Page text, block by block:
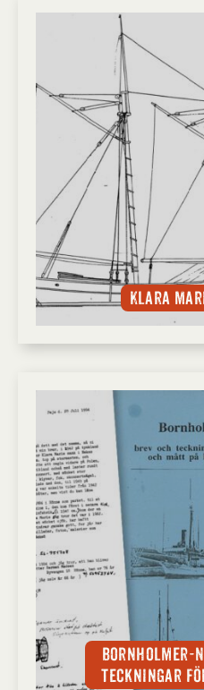
Klara
Bornholmer-
teckningar